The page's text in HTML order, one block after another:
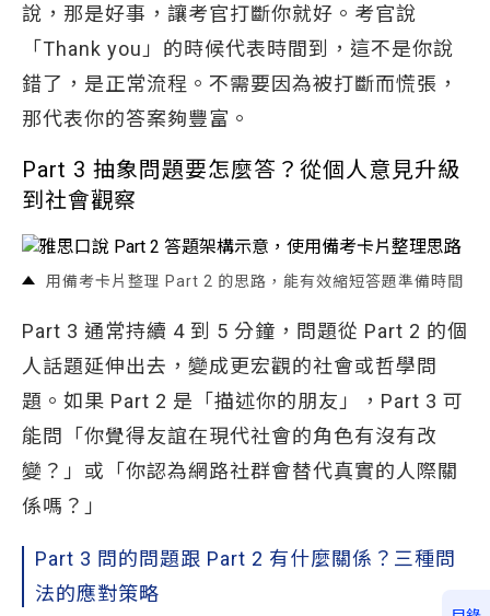
說，那是好事，讓考官打斷你就好。考官說
「Thank you」的時候代表時間到，這不是你說
錯了，是正常流程。不需要因為被打斷而慌張，
那代表你的答案夠豐富。
Part 3 抽象問題要怎麼答？從個人意見升級
到社會觀察
用備考卡片整理 Part 2 的思路，能有效縮短答題準備時間
Part 3 通常持續 4 到 5 分鐘，問題從 Part 2 的個
人話題延伸出去，變成更宏觀的社會或哲學問
題。如果 Part 2 是「描述你的朋友」，Part 3 可
能問「你覺得友誼在現代社會的角色有沒有改
變？」或「你認為網路社群會替代真實的人際關
係嗎？」
Part 3 問的問題跟 Part 2 有什麼關係？三種問
法的應對策略